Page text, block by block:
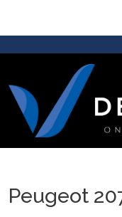
Peugeot